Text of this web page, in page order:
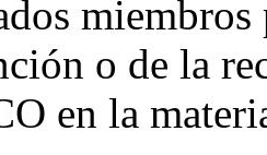
o de la
en la